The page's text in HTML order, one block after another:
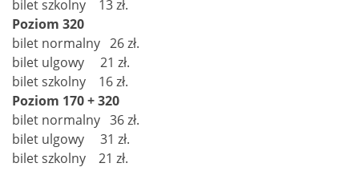
bilet szkolny 13 zł.
Poziom 320
bilet normalny 26 zł.
bilet ulgowy 21 zł.
bilet szkolny 16 zł.
Poziom 170 + 320
bilet normalny 36 zł.
bilet ulgowy 31 zł.
bilet szkolny 21 zł.